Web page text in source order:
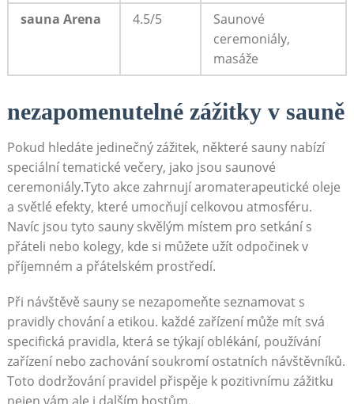
sauna Arena
4.5/5
Saunové
ceremoniály,
masáže
nezapomenutelné zážitky v sauně
Pokud hledáte jedinečný zážitek, některé sauny nabízí
speciální tematické večery, jako jsou saunové
ceremoniály.Tyto akce zahrnují aromaterapeutické oleje
a světlé efekty, které umocňují celkovou atmosféru.
Navíc jsou tyto sauny skvělým místem pro setkání s
přáteli nebo kolegy, kde si můžete užít odpočinek v
příjemném a přátelském prostředí.
Při návštěvě sauny se nezapomeňte seznamovat s
pravidly chování a etikou. každé zařízení může mít svá
specifická pravidla, která se týkají oblékání, používání
zařízení nebo zachování soukromí ostatních návštěvníků.
Toto dodržování pravidel přispěje k pozitivnímu zážitku